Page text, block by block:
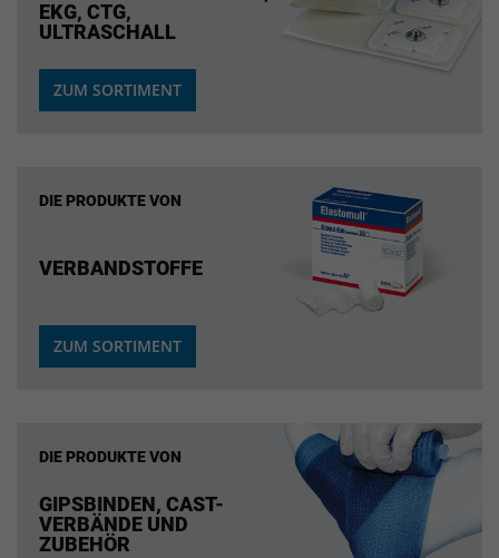
EKG, CTG,
ULTRASCHALL
ZUM SORTIMENT
DIE PRODUKTE VON
VERBANDSTOFFE
ZUM SORTIMENT
DIE PRODUKTE VON
GIPSBINDEN, CAST-
VERBÄNDE UND
ZUBEHÖR